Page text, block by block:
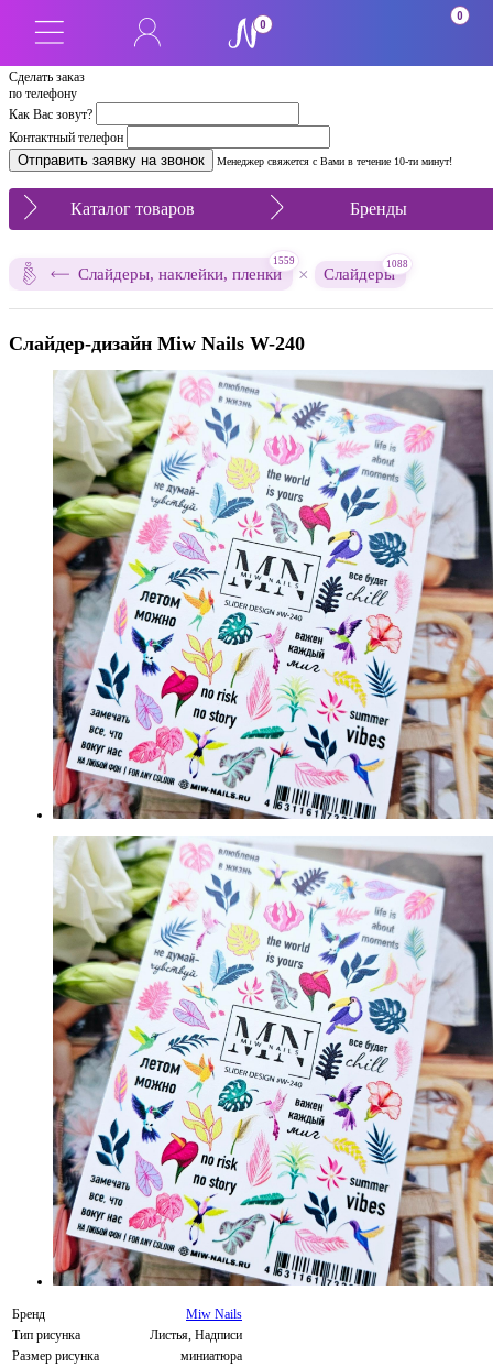
Сделать заказ
по телефону
Как Вас зовут?
Контактный телефон
Менеджер свяжется с Вами в течение 10-ти минут!
0
0
Каталог товаров Бренды
Слайдеры, наклейки, пленки
1559
× Слайдеры
1088
Слайдер-дизайн Miw Nails W-240
Бренд
Miw Nails
Тип рисунка
Листья, Надписи
Размер рисунка
миниатюра